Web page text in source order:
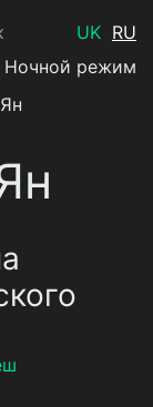
UK RU
Ночной режим